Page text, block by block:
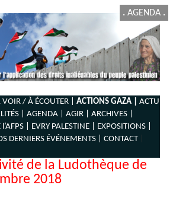
. AGENDA .
/ À ÉCOUTER | ACTIONS GAZA |
ACTU
| AGENDA | AGIR |
ARCHIVES |
|
EVRY PALESTINE |
EXPOSITIONS |
DERNIERS ÉVÉNEMENTS | CONTACT|
de la Ludothèque de
2018